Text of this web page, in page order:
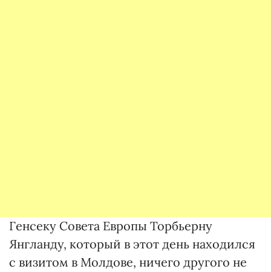
Генсеку Совета Европы Торбьерну
Янгланду, который в этот день находился
с визитом в Молдове, ничего другого не